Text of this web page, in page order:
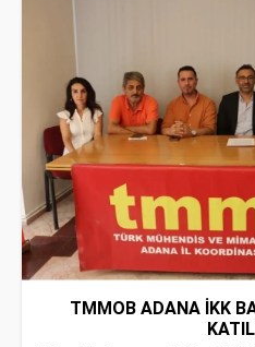
TMMOB ADANA İKK